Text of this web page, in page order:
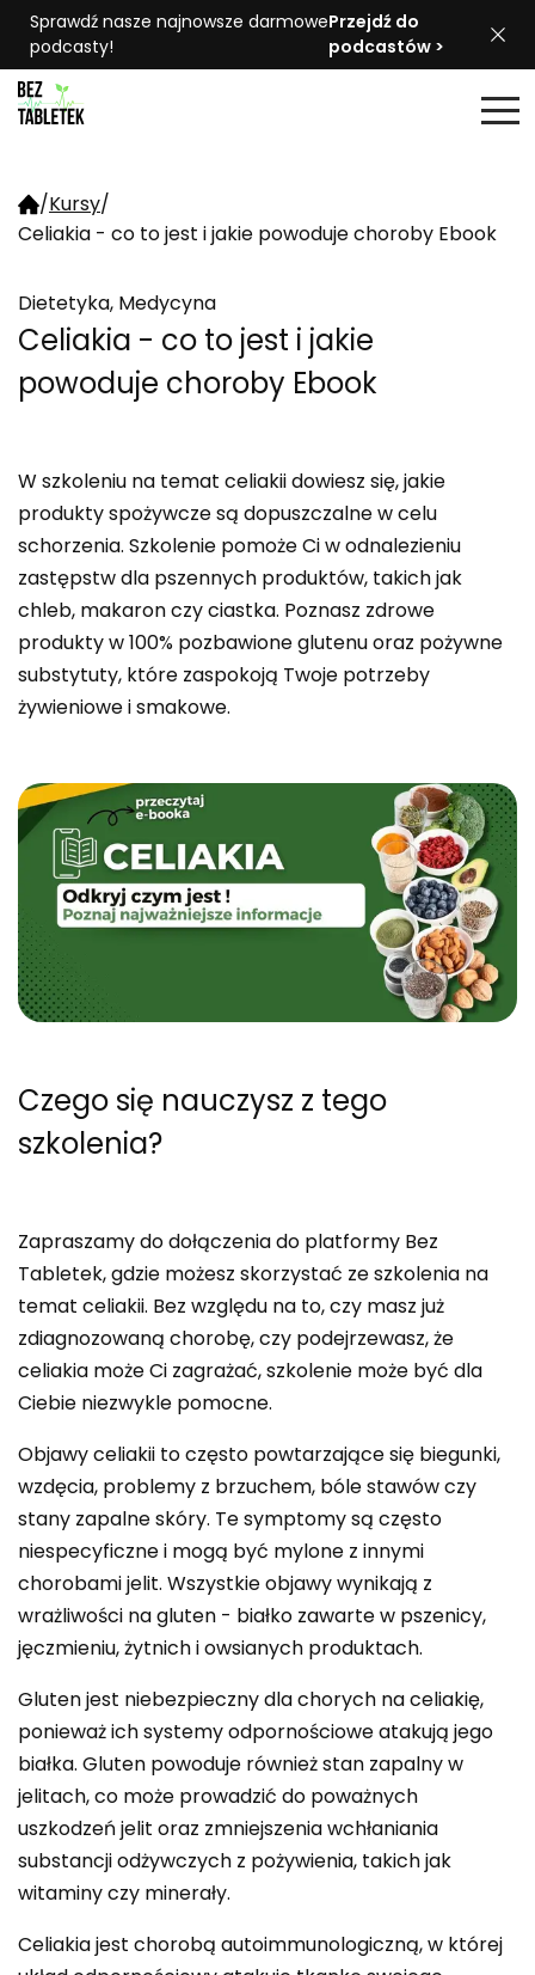
Sprawdź nasze najnowsze darmowe
podcasty!
Przejdź do
podcastów >
/Kursy/
Celiakia - co to jest i jakie powoduje choroby Ebook
Dietetyka, Medycyna
Celiakia - co to jest i jakie
powoduje choroby Ebook
W szkoleniu na temat celiakii dowiesz się, jakie
produkty spożywcze są dopuszczalne w celu
schorzenia. Szkolenie pomoże Ci w odnalezieniu
zastępstw dla pszennych produktów, takich jak
chleb, makaron czy ciastka. Poznasz zdrowe
produkty w 100% pozbawione glutenu oraz pożywne
substytuty, które zaspokoją Twoje potrzeby
żywieniowe i smakowe.
Czego się nauczysz z tego
szkolenia?
Zapraszamy do dołączenia do platformy Bez
Tabletek, gdzie możesz skorzystać ze szkolenia na
temat celiakii. Bez względu na to, czy masz już
zdiagnozowaną chorobę, czy podejrzewasz, że
celiakia może Ci zagrażać, szkolenie może być dla
Ciebie niezwykle pomocne.
Objawy celiakii to często powtarzające się biegunki,
wzdęcia, problemy z brzuchem, bóle stawów czy
stany zapalne skóry. Te symptomy są często
niespecyficzne i mogą być mylone z innymi
chorobami jelit. Wszystkie objawy wynikają z
wrażliwości na gluten - białko zawarte w pszenicy,
jęczmieniu, żytnich i owsianych produktach.
Gluten jest niebezpieczny dla chorych na celiakię,
ponieważ ich systemy odpornościowe atakują jego
białka. Gluten powoduje również stan zapalny w
jelitach, co może prowadzić do poważnych
uszkodzeń jelit oraz zmniejszenia wchłaniania
substancji odżywczych z pożywienia, takich jak
witaminy czy minerały.
Celiakia jest chorobą autoimmunologiczną, w której